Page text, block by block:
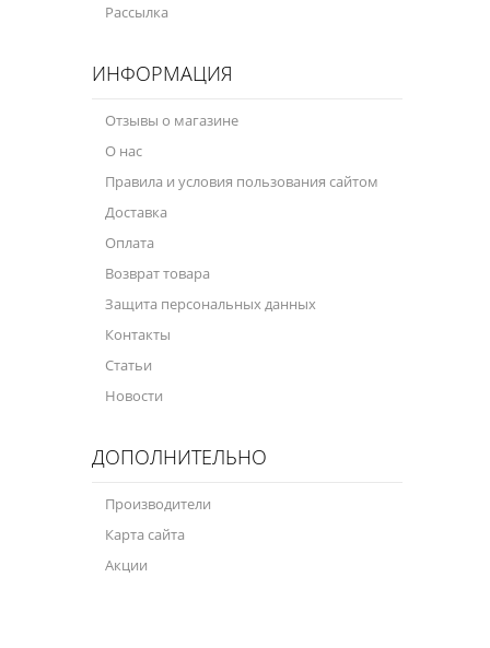
Рассылка
ИНФОРМАЦИЯ
Отзывы о магазине
О нас
Правила и условия пользования сайтом
Доставка
Оплата
Возврат товара
Защита персональных данных
Контакты
Статьи
Новости
ДОПОЛНИТЕЛЬНО
Производители
Карта сайта
Акции